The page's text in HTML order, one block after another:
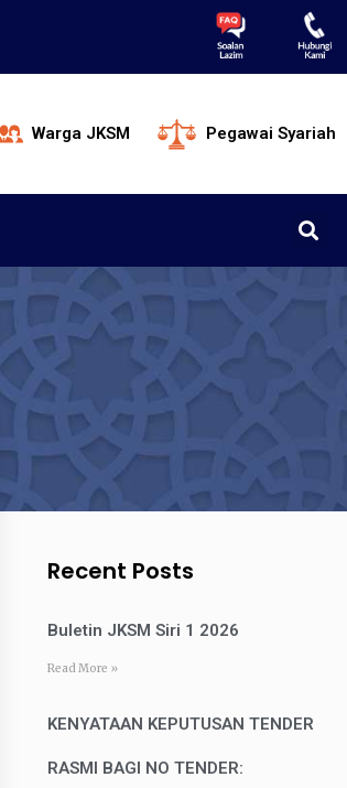
Warga JKSM Pegawai Syariah
Recent Posts
Buletin JKSM Siri 1 2026
Read More »
KENYATAAN KEPUTUSAN TENDER
RASMI BAGI NO TENDER: